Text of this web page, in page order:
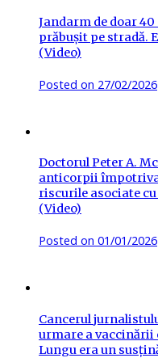
Jandarm de doar 40
prăbușit pe stradă.
(Video)
Posted on 27/02/2026
Doctorul Peter A.
anticorpii
riscurile asociate
(Video)
Posted on 01/01/2026
Cancerul
urmare a vaccinării
Lungu era un